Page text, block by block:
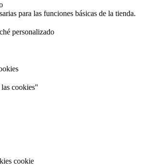
para las funciones básicas de la tienda.
personalizado
cookies"
cookie